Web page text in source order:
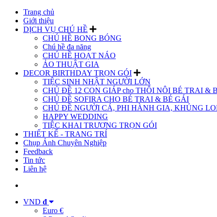
Trang chủ
Giới thiệu
DỊCH VỤ CHÚ HỀ
CHÚ HỀ BONG BÓNG
Chú hề đa năng
CHÚ HỀ HOẠT NÁO
ẢO THUẬT GIA
DECOR BIRTHDAY TRỌN GÓI
TIỆC SINH NHẬT NGƯỜI LỚN
CHỦ ĐỀ 12 CON GIÁP cho THÔI NÔI BÉ TRAI &
CHỦ ĐỀ SOFIRA CHO BÉ TRAI & BÉ GÁI
CHỦ ĐỀ NGƯỜI CÁ, PHI HÀNH GIA, KHỦNG
HAPPY WEDDING
TIỆC KHAI TRƯƠNG TRỌN GÓI
THIẾT KẾ - TRANG TRÍ
Chụp Ảnh Chuyên Nghiệp
Feedback
Tin tức
Liên hệ
VND đ
Euro €